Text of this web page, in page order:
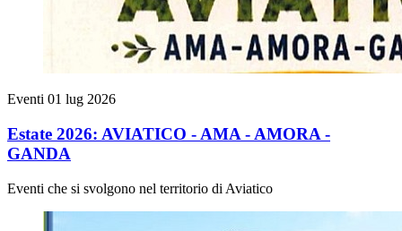
Eventi 01 lug 2026
Estate 2026: AVIATICO - AMA - AMORA -
GANDA
Eventi che si svolgono nel territorio di Aviatico